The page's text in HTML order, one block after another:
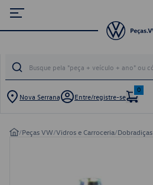
Nova Serrana Entre/registre-se
0
/Peças VW/Vidros e Carroceria/Dobradiças